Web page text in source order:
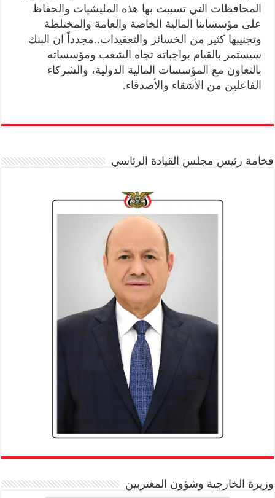
المحافظات التي تسببت بها هذه المليشيات والحفاظ
على مؤسساتنا المالية الخاصة والعامة والمختلطة
وتجنيبها كثير من الخسائر والتعقيدات..مجدداً ان البنك
سيستمر بالقيام بواجباته تجاه الشعب ومؤسساته
بالتعاون مع المؤسسات المالية الدولية، والشركاء
الفاعلين من الأشقاء والأصدقاء.
فخامة رئيس مجلس القيادة الرئاسي
وزيرة الخارجية وشؤون المغتربين